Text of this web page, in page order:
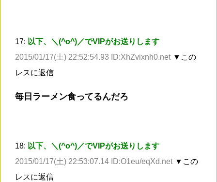
17: 以下、＼(^o^)／でVIPがお送りします
2015/01/17(土) 22:52:54.93 ID:XhZvixnh0.net ▼この
レスに返信
毎日ラーメン食ってるんだろ
18: 以下、＼(^o^)／でVIPがお送りします
2015/01/17(土) 22:53:07.14 ID:O1eu/eqXd.net ▼この
レスに返信